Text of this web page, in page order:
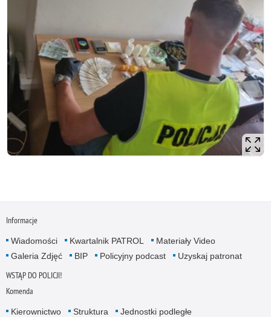
Informacje
Wiadomości Kwartalnik PATROL
Materiały Video
Galeria Zdjęć
BIP Policyjny podcast Uzyskaj patronat
WSTĄP DO POLICJI!
Komenda
Kierownictwo Struktura
Jednostki podległe